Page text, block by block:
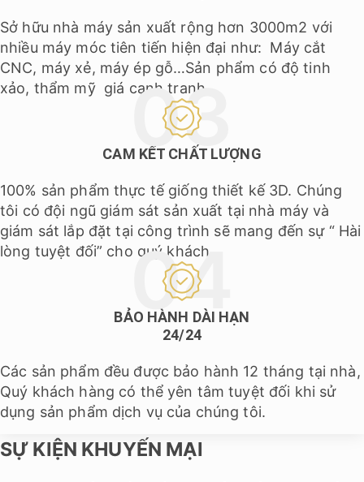
Sở hữu nhà máy sản xuất rộng hơn 3000m2 với
nhiều máy móc tiên tiến hiện đại như: Máy cắt
CNC, máy xẻ, máy ép gỗ…Sản phẩm có độ tinh
xảo, thẩm mỹ giá cạnh tranh.
CAM KẾT CHẤT LƯỢNG
100% sản phẩm thực tế giống thiết kế 3D. Chúng
tôi có đội ngũ giám sát sản xuất tại nhà máy và
giám sát lắp đặt tại công trình sẽ mang đến sự “ Hài
lòng tuyệt đối” cho quý khách.
BẢO HÀNH DÀI HẠN
24/24
Các sản phẩm đều được bảo hành 12 tháng tại nhà,
Quý khách hàng có thể yên tâm tuyệt đối khi sử
dụng sản phẩm dịch vụ của chúng tôi.
SỰ KIỆN KHUYẾN MẠI